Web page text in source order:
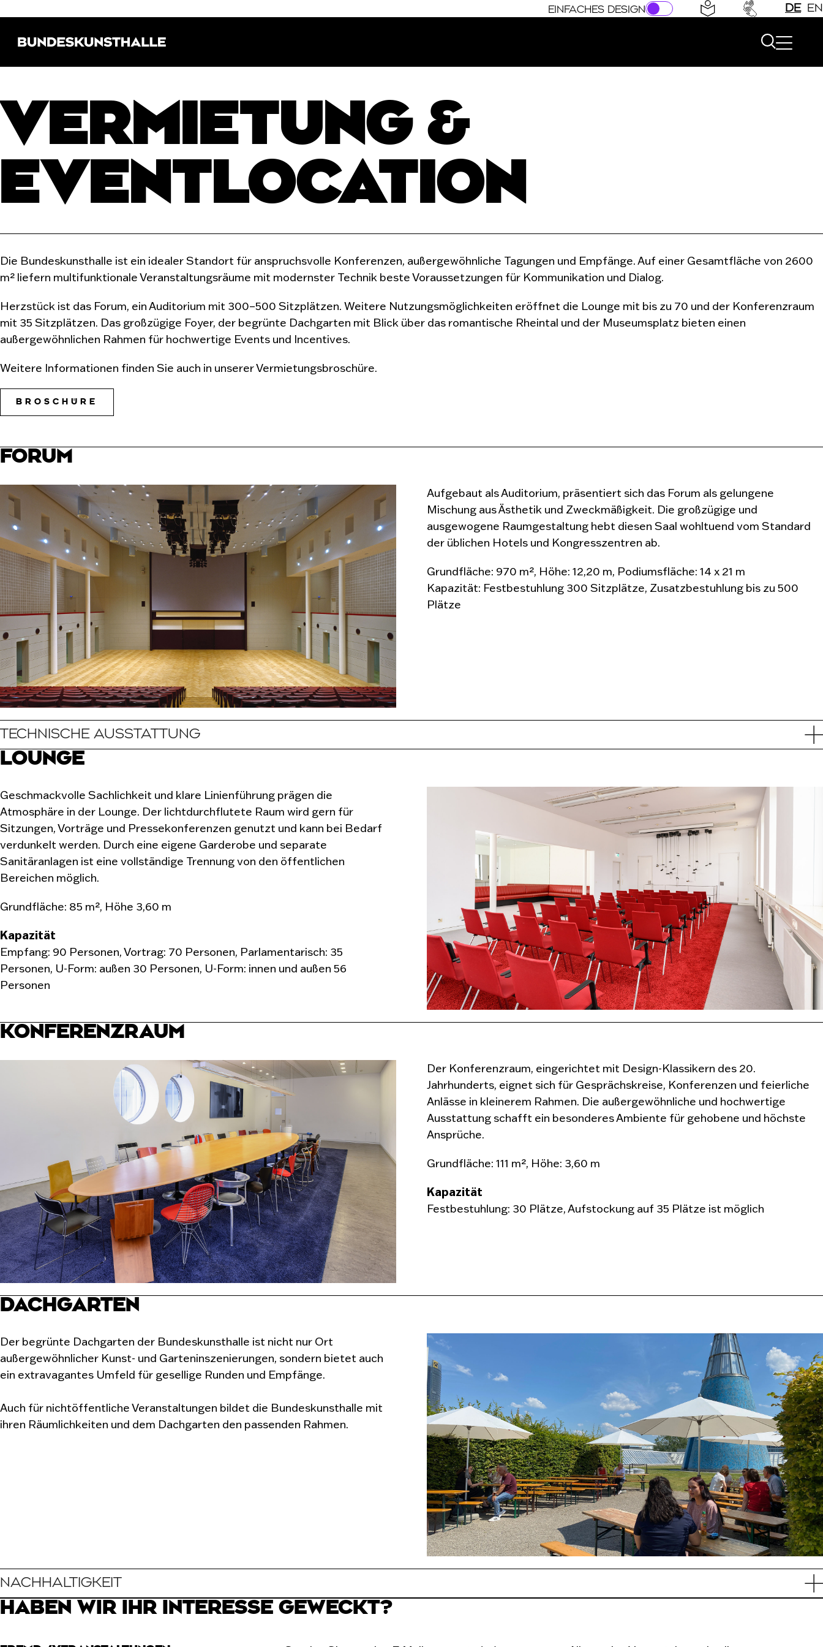
EINFACHES DESIGN DE EN
VERMIETUNG &
EVENTLOCATION
Die Bundeskunsthalle ist ein idealer Standort für anspruchsvolle Konferenzen, außergewöhnliche Tagungen und Empfänge. Auf einer Gesamtfläche von 2600
m² liefern multifunktionale Veranstaltungsräume mit modernster Technik beste Voraussetzungen für Kommunikation und Dialog.
Herzstück ist das Forum, ein Auditorium mit 300–500 Sitzplätzen. Weitere Nutzungsmöglichkeiten eröffnet die Lounge mit bis zu 70 und der Konferenzraum
mit 35 Sitzplätzen. Das großzügige Foyer, der begrünte Dachgarten mit Blick über das romantische Rheintal und der Museumsplatz bieten einen
außergewöhnlichen Rahmen für hochwertige Events und Incentives.
Weitere Informationen finden Sie auch in unserer Vermietungsbroschüre.
BROSCHÜRE
FORUM
Aufgebaut als Auditorium, präsentiert sich das Forum als gelungene
Mischung aus Ästhetik und Zweckmäßigkeit. Die großzügige und
ausgewogene Raumgestaltung hebt diesen Saal wohltuend vom Standard
der üblichen Hotels und Kongresszentren ab.
Grundfläche: 970 m², Höhe: 12,20 m, Podiumsfläche: 14 x 21 m
Kapazität: Festbestuhlung 300 Sitzplätze, Zusatzbestuhlung bis zu 500
Plätze
TECHNISCHE AUSSTATTUNG
LOUNGE
Geschmackvolle Sachlichkeit und klare Linienführung prägen die
Atmosphäre in der Lounge. Der lichtdurchflutete Raum wird gern für
Sitzungen, Vorträge und Pressekonferenzen genutzt und kann bei Bedarf
verdunkelt werden. Durch eine eigene Garderobe und separate
Sanitäranlagen ist eine vollständige Trennung von den öffentlichen
Bereichen möglich.
Grundfläche: 85 m², Höhe 3,60 m
Kapazität
Empfang: 90 Personen, Vortrag: 70 Personen, Parlamentarisch: 35
Personen, U-Form: außen 30 Personen, U-Form: innen und außen 56
Personen
KONFERENZRAUM
Der Konferenzraum, eingerichtet mit Design-Klassikern des 20.
Jahrhunderts, eignet sich für Gesprächskreise, Konferenzen und feierliche
Anlässe in kleinerem Rahmen. Die außergewöhnliche und hochwertige
Ausstattung schafft ein besonderes Ambiente für gehobene und höchste
Ansprüche.
Grundfläche: 111 m², Höhe: 3,60 m
Kapazität
Festbestuhlung: 30 Plätze, Aufstockung auf 35 Plätze ist möglich
DACHGARTEN
Der begrünte Dachgarten der Bundeskunsthalle ist nicht nur Ort
außergewöhnlicher Kunst- und Garteninszenierungen, sondern bietet auch
ein extravagantes Umfeld für gesellige Runden und Empfänge.
Auch für nichtöffentliche Veranstaltungen bildet die Bundeskunsthalle mit
ihren Räumlichkeiten und dem Dachgarten den passenden Rahmen.
NACHHALTIGKEIT
HABEN WIR IHR INTERESSE GEWECKT?